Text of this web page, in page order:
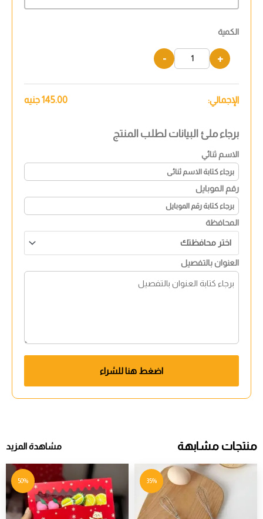
الكمية
+
-
الإجمالي: 145.00جنيه
برجاء ملئ البيانات لطلب المنتج
الاسم ثنائي
رقم الموبايل
المحافظة
العنوان بالتفصيل
اضغط هنا للشراء
منتجات مشابهة مشاهدة المزيد
35%
50%